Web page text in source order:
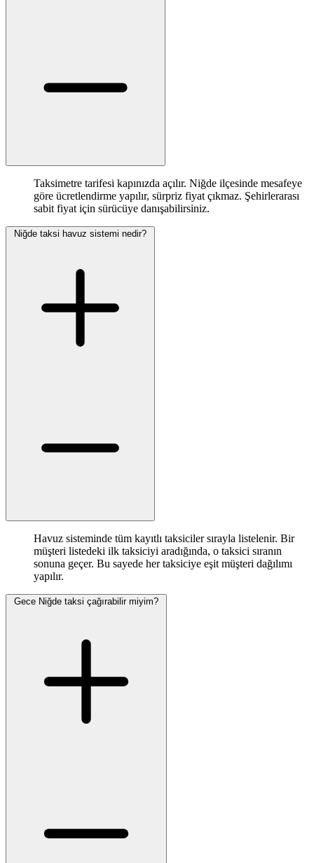
Taksimetre tarifesi kapınızda açılır. Niğde ilçesinde mesafeye
göre ücretlendirme yapılır, sürpriz fiyat çıkmaz. Şehirlerarası
sabit fiyat için sürücüye danışabilirsiniz.
Niğde taksi havuz sistemi nedir?
Havuz sisteminde tüm kayıtlı taksiciler sırayla listelenir. Bir
müşteri listedeki ilk taksiciyi aradığında, o taksici sıranın
sonuna geçer. Bu sayede her taksiciye eşit müşteri dağılımı
yapılır.
Gece Niğde taksi çağırabilir miyim?